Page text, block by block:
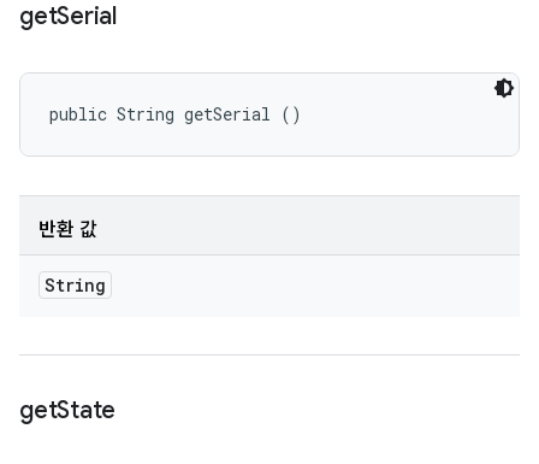
getSerial
public String getSerial ()
반환 값
String
getState